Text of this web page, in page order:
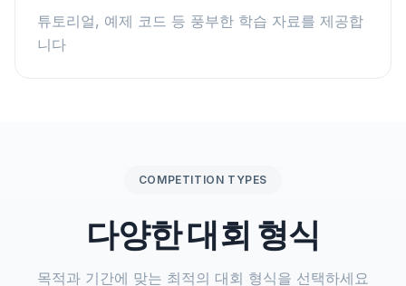
튜토리얼, 예제 코드 등 풍부한 학습 자료를 제공합
니다
COMPETITION TYPES
다양한 대회 형식
목적과 기간에 맞는 최적의 대회 형식을 선택하세요